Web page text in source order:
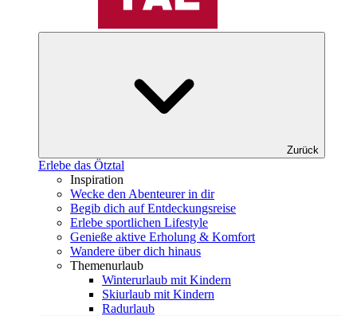
Zurück
Erlebe das Ötztal
Inspiration
Wecke den Abenteurer in dir
Begib dich auf Entdeckungsreise
Erlebe sportlichen Lifestyle
Genieße aktive Erholung & Komfort
Wandere über dich hinaus
Themenurlaub
Winterurlaub mit Kindern
Skiurlaub mit Kindern
Radurlaub